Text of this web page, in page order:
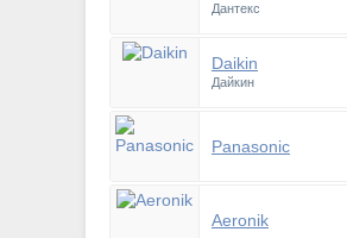
Дантекс
Daikin
Дайкин
Panasonic
Aeronik